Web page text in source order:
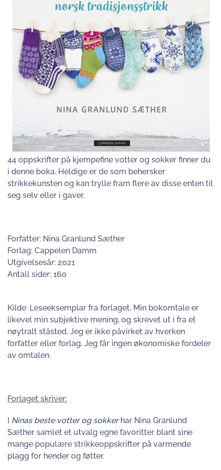
44 oppskrifter på kjempefine votter og sokker finner du
i denne boka. Heldige er de som behersker
strikkekunsten og kan trylle fram flere av disse enten til
seg selv eller i gaver.
Forfatter: Nina Granlund Sæther
Forlag: Cappelen Damm
Utgivelsesår: 2021
Antall sider: 160
Kilde: Leseeksemplar fra forlaget. Min bokomtale er
likevel min subjektive mening, og skrevet ut i fra et
nøytralt ståsted. Jeg er ikke påvirket av hverken
forfatter eller forlag. Jeg får ingen økonomiske fordeler
av omtalen.
Forlaget skriver:
I Ninas beste votter og sokkerhar Nina Granlund
Sæther samlet et utvalg egne favoritter blant sine
mange populære strikkeoppskrifter på varmende
plagg for hender og føtter.